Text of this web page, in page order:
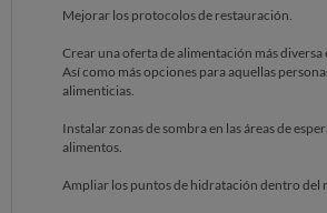
Mejorar los protocolos de restauración.
Crear una oferta de alimentación más
Así como más opciones para aquellas
alimenticias.
Instalar zonas de sombra en las áreas de
alimentos.
Ampliar los puntos de hidratación dentro del